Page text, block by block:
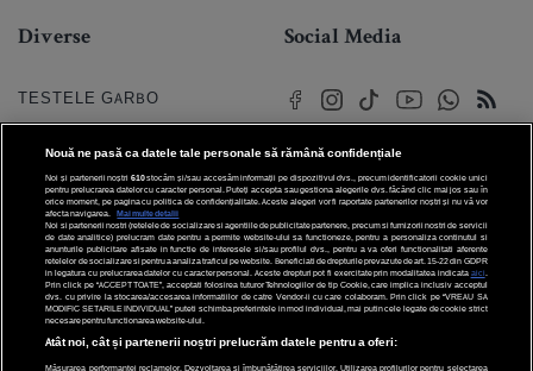
Diverse
TESTELE GARBO
HOROSCOP
HOROSCOPUL IUBIRII
FORUMURI
TRATAMENTE NATURISTE
DICTIONARE NUME
Social Media
© 2026 Internet Corp SRL
Toate drepturile rezervate
Nouă ne pasă ca datele tale personale să rămână confidențiale
Noi și partenerii noștri 610stocăm și/sau accesăm informații pe dispozitivul dvs., precum identificatorii cookie unici
pentru prelucrarea datelor cu caracter personal. Puteți accepta sau gestiona alegerile dvs. făcând clic mai jos sau în
orice moment, pe pagina cu politica de confidențialitate. Aceste alegeri vor fi raportate partenerilor noștri și nu vă vor
afecta navigarea.
Mai multe detalii
Noi si partenerii nostri (retelele de socializare si agentiile de publicitate partenere, precum si furnizorii nostri de servicii
de date analitice) prelucram date pentru a permite website-ului sa functioneze, pentru a personaliza continutul si
anunturile publicitare afisate in functie de interesele si/sau profilul dvs., pentru a va oferi functionalitati aferente
retelelor de socializare si pentru a analiza traficul pe website. Beneficiati de drepturile prevazute de art. 15-22 din GDPR
in legatura cu prelucrarea datelor cu caracter personal. Aceste drepturi pot fi exercitate prin modalitatea indicata aici
Prin click pe “ACCEPT TOATE”, acceptati folosirea tuturor Tehnologiilor de tip Cookie, care implica inclusiv acceptul
dvs. cu privire la stocarea/accesarea informatiilor de catre Vendor-ii cu care colaboram. Prin click pe “VREAU SA
MODIFIC SETARILE INDIVIDUAL” puteti schimba preferintele in mod individual, mai putin cele legate de cookie strict
necesare pentru functionarea website-ului.
Atât noi, cât și partenerii noștri prelucrăm datele pentru a oferi:
Măsurarea performanței reclamelor. Dezvoltarea și îmbunătățirea serviciilor. Utilizarea profilurilor pentru selectarea